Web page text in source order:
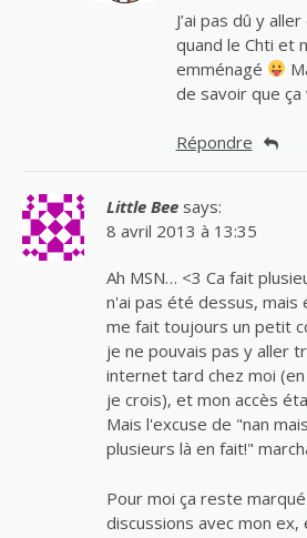
J’ai pas dû y
quand le Chti et
emménagé
de savoir que
Répondre
Little Bee says:
8 avril 2013 à 13:35
Ah MSN… <3 Ca fait
n'ai pas été dessus, mais
me fait toujours un petit
je ne pouvais pas y aller
internet tard chez moi
je crois), et mon accès
Mais l'excuse de "nan
plusieurs là en fait!"
Pour moi ça reste
discussions avec mon